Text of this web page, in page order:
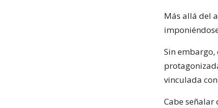
Más allá del
Sin
vinculada
Cabe